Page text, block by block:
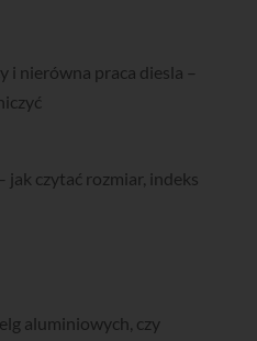
i nierówna praca diesla –
jak czytać rozmiar, indeks
aluminiowych, czy